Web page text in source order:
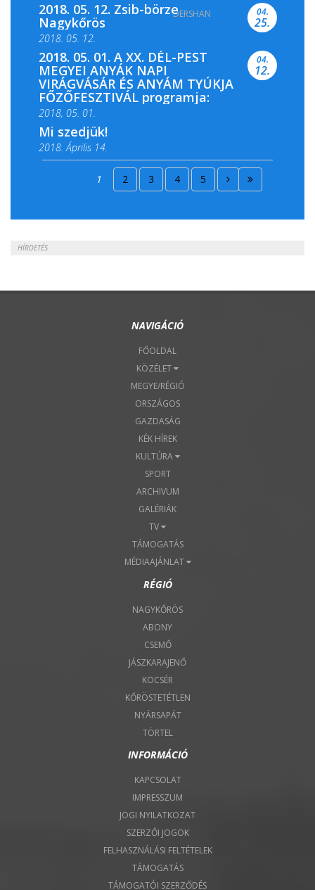
2018. 05. 11. 19 óra
2018. 05. 12. Zsib-börze
Nagykőrös
2018. 05. 12.
04.
25.
2018. 05. 01. A XX. DÉL-PEST
MEGYEI ANYÁK NAPI
VIRÁGVÁSÁR ÉS ANYÁM TYÚKJA
FŐZŐFESZTIVÁL programja:
2018, 05. 01.
04.
12.
Mi szedjük!
2018. Április 14.
2018. Április 15.
1 2 3 4 5
HÍRDETÉS
NAVIGÁCIÓ
FŐOLDAL
KÖZÉLET
MEGYE/RÉGIÓ
ORSZÁGOS
GAZDASÁG
KÉK HÍREK
KULTÚRA
SPORT
ARCHIVUM
GALÉRIÁK
TV
TÁMOGATÁS
MÉDIAAJÁNLAT
RÉGIÓ
NAGYKŐRÖS
ABONY
CSEMŐ
JÁSZKARAJENŐ
KOCSÉR
KŐRÖSTETÉTLEN
NYÁRSAPÁT
TÖRTEL
DERSHAN
INFORMÁCIÓ
KAPCSOLAT
IMPRESSZUM
JOGI NYILATKOZAT
SZERZŐI JOGOK
FELHASZNÁLÁSI FELTÉTELEK
TÁMOGATÁS
TÁMOGATÓI SZERZŐDÉS